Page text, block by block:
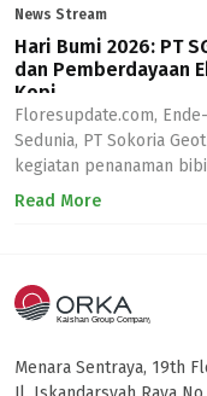
News Stream
Hari Bumi 2026: PT
dan Pemberdayaan
Kopi
Floresupdate.com,
Sedunia, PT Sokoria
kegiatan penanaman
Sokoria, Kab. Ende.
Read More
Menara Sentraya, 19th